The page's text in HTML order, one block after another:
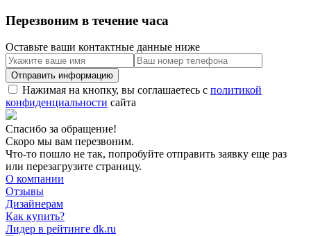
Перезвоним в течение часа
Оставьте ваши контактные данные ниже
Нажимая на кнопку, вы соглашаетесь с политикой
конфиденциальности сайта
Спасибо за обращение!
Скоро мы вам перезвоним.
Что-то пошло не так, попробуйте отправить заявку еще раз
или перезагрузите страницу.
О компании
Отзывы
Дизайнерам
Как купить?
Лидер в рейтинге dk.ru